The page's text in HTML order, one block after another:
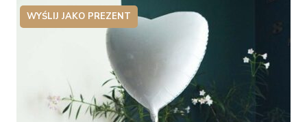
WYŚLIJ JAKO PREZENT